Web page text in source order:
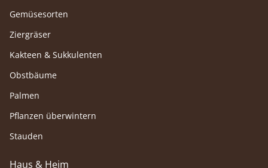
Gemüsesorten
Ziergräser
Kakteen & Sukkulenten
Obstbäume
Palmen
Pflanzen überwintern
Stauden
Haus & Heim